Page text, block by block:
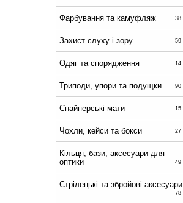
Фарбування та камуфляж 38
Захист слуху і зору 59
Одяг та спорядження 14
Триподи, упори та подущки 90
Снайперські мати 15
Чохли, кейси та бокси 27
Кільця, бази, аксесуари для
оптики
49
Стрілецькі та збройові аксесуари
78